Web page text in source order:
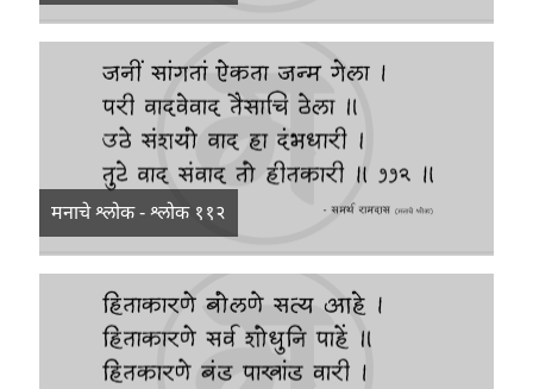
मनाचे श्लोक - श्लोक ११२